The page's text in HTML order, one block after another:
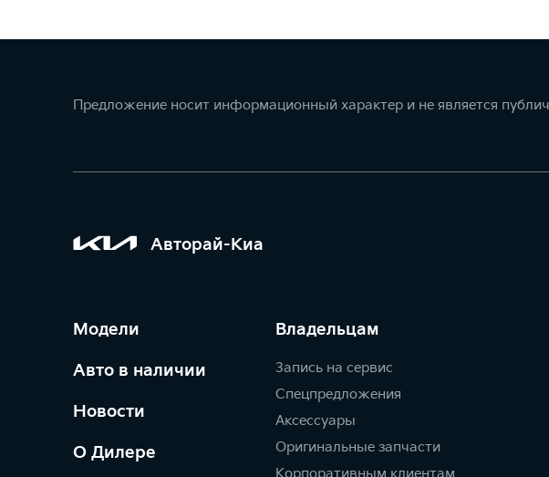
Предложение носит информационный характер и не является
Авторай-Киа
Модели
Авто в наличии
Новости
О Дилере
Владельцам
Запись на сервис
Спецпредложения
Аксессуары
Оригинальные запчасти